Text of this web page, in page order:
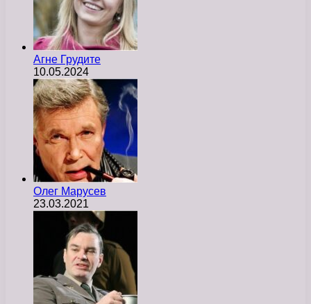
Агне Грудите
10.05.2024
Олег Марусев
23.03.2021